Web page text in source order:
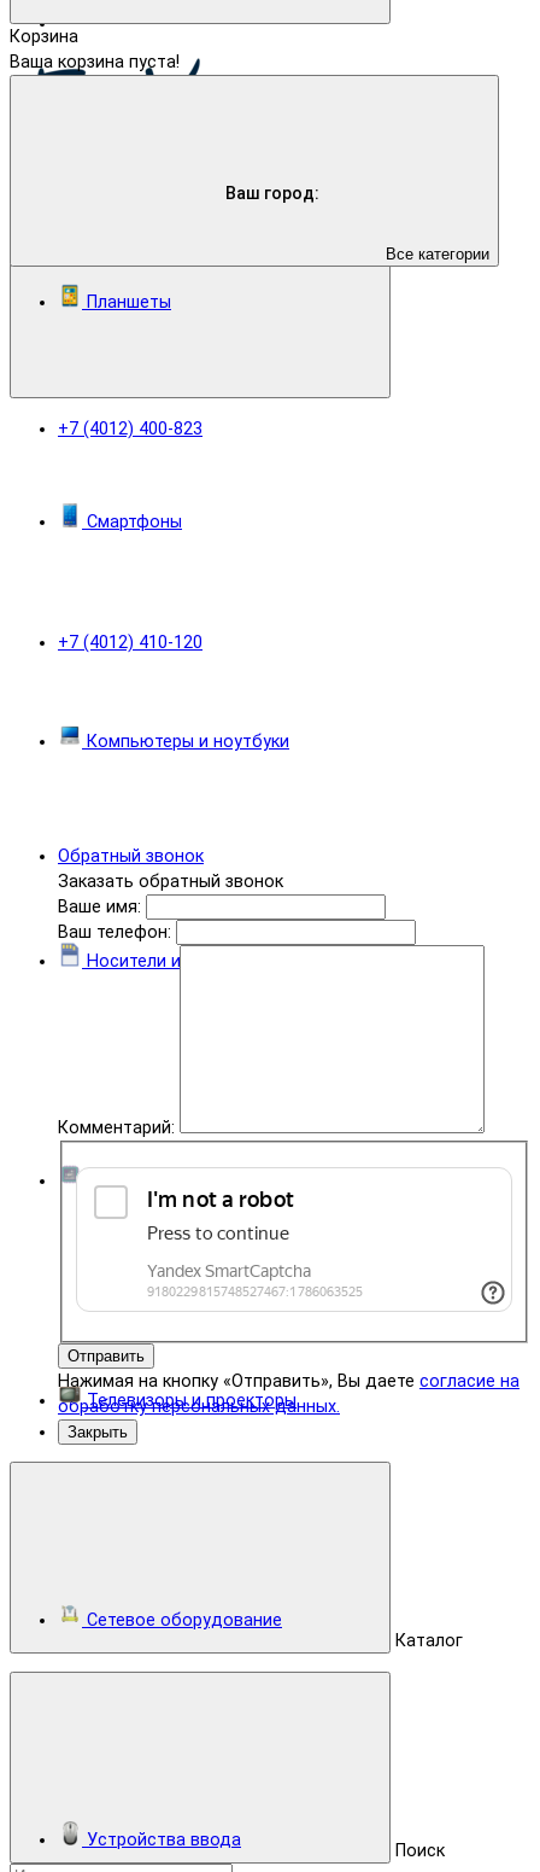
Ваш город:
+7 (4012) 400-823
+7 (4012) 410-120
Обратный звонок
Заказать обратный звонок
Ваше имя:
Ваш телефон:
Комментарий:
Отправить
Нажимая на кнопку «Отправить», Вы даете согласие на
обработку персональных данных.
Закрыть
Каталог
Поиск
Корзина
Ваша корзина пуста!
Все категории
Планшеты
Смартфоны
Компьютеры и ноутбуки
Носители информации
Комплектующие
Телевизоры и проекторы
Сетевое оборудование
Устройства ввода